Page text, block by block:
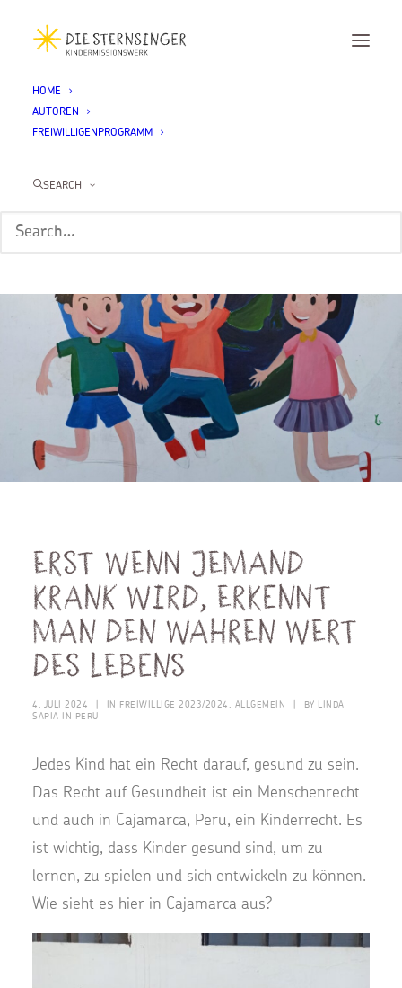
HOME
AUTOREN
FREIWILLIGENPROGRAMM
SEARCH
Erst wenn jemand
krank wird, erkennt
man den wahren Wert
des Lebens
4. JULI 2024 IN FREIWILLIGE 2023/2024 , ALLGEMEIN BY LINDA
SAPIA IN PERU
Jedes Kind hat ein Recht darauf, gesund zu sein.
Das Recht auf Gesundheit ist ein Menschenrecht
und auch in Cajamarca, Peru, ein Kinderrecht. Es
ist wichtig, dass Kinder gesund sind, um zu
lernen, zu spielen und sich entwickeln zu können.
Wie sieht es hier in Cajamarca aus?